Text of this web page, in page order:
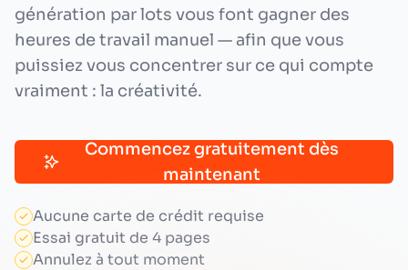
génération par lots vous font gagner des
heures de travail manuel — afin que vous
puissiez vous concentrer sur ce qui compte
vraiment : la créativité.
Commencez gratuitement dès
maintenant
Aucune carte de crédit requise
Essai gratuit de 4 pages
Annulez à tout moment